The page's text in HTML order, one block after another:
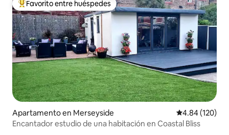
Favorito entre huéspedes preferido
Favorito entre huéspedes
Apartamento en Merseyside Calificación
4.84 (120)
Encantador estudio de una habitación en Coastal Bliss